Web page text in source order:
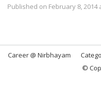
Published on February 8, 2014
Career @ Nirbhayam
©